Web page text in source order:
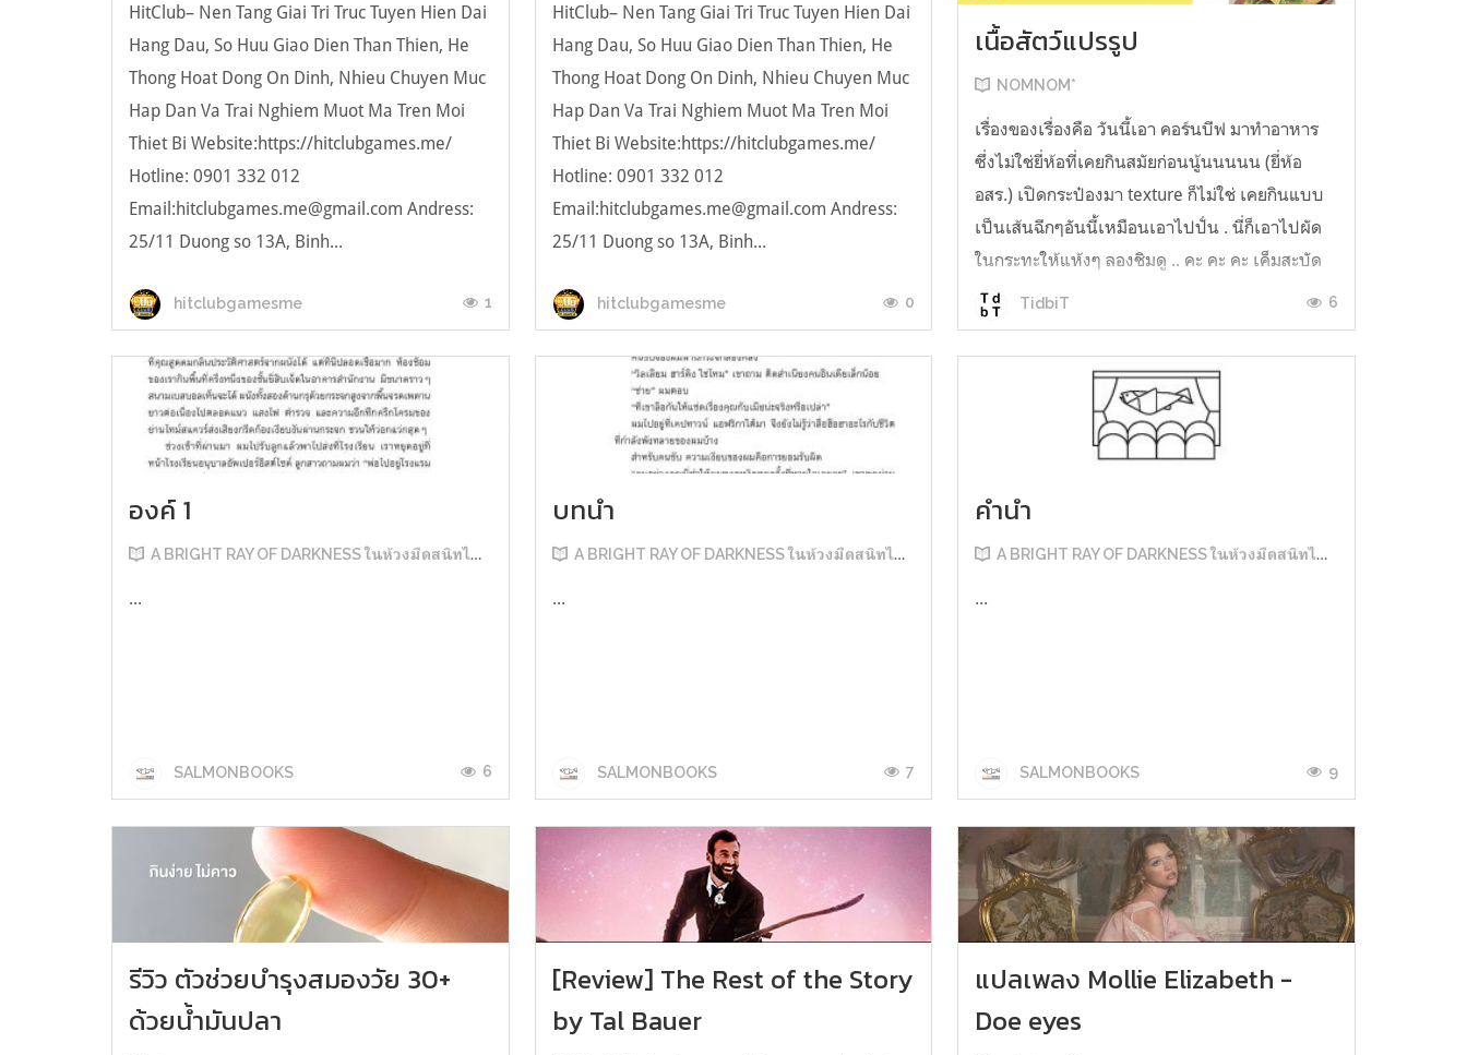
HitClub– Nen Tang Giai Tri Truc Tuyen Hien Dai
Hang Dau, So Huu Giao Dien Than Thien, He
Thong Hoat Dong On Dinh, Nhieu Chuyen Muc
Hap Dan Va Trai Nghiem Muot Ma Tren Moi
Thiet Bi Website:https://hitclubgames.me/
Hotline: 0901 332 012
Email:hitclubgames.me@gmail.com Andress:
25/11 Duong so 13A, Binh...
hitclubgamesme 1
HitClub– Nen Tang Giai Tri Truc Tuyen Hien Dai
Hang Dau, So Huu Giao Dien Than Thien, He
Thong Hoat Dong On Dinh, Nhieu Chuyen Muc
Hap Dan Va Trai Nghiem Muot Ma Tren Moi
Thiet Bi Website:https://hitclubgames.me/
Hotline: 0901 332 012
Email:hitclubgames.me@gmail.com Andress:
25/11 Duong so 13A, Binh...
hitclubgamesme 0
เนื้อสัตว์แปรรูป
NOMNOM*
เรื่องของเรื่องคือ วันนี้เอา คอร์นบีฟ มาทำอาหาร
ซึ่งไม่ใช่ยี่ห้อที่เคยกินสมัยก่อนนู้นนนนน (ยี่ห้อ
อสร.) เปิดกระป๋องมา texture ก็ไม่ใช่ เคยกินแบบ
เป็นเส้นฉีกๆอันนี้เหมือนเอาไปปั่น . นี่ก็เอาไปผัด
ในกระทะให้แห้งๆ ลองชิมดู .. คะ คะ คะ เค็มสะบัด
O o" ... แบบใช้โควต้ากินโซเดียมทั้งสัปดาห์
ต้องหาผักนึ่ง ...
TidbiT 6
องค์ 1
A BRIGHT RAY OF DARKNESS ในห้วงมืดสนิทไม่มิดแสง
...
SALMONBOOKS 6
บทนำ
A BRIGHT RAY OF DARKNESS ในห้วงมืดสนิทไม่มิดแสง
...
SALMONBOOKS 7
คำนำ
A BRIGHT RAY OF DARKNESS ในห้วงมืดสนิทไม่มิดแสง
...
SALMONBOOKS 9
รีวิว ตัวช่วยบำรุงสมองวัย 30+
ด้วยน้ำมันปลา
[Review] The Rest of the Story
by Tal Bauer
แปลเพลง Mollie Elizabeth -
Doe eyes